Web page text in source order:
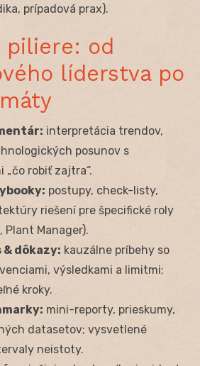
prípadová prax).
piliere: od
líderstva po
interpretácia trendov,
posunov s
„čo robiť zajtra“.
postupy, check-listy,
riešení pre špecifické roly
Plant Manager).
& dôkazy: kauzálne príbehy so
výsledkami a limitmi;
kroky.
mini-reporty, prieskumy,
datasetov; vysvetlené
neistoty.